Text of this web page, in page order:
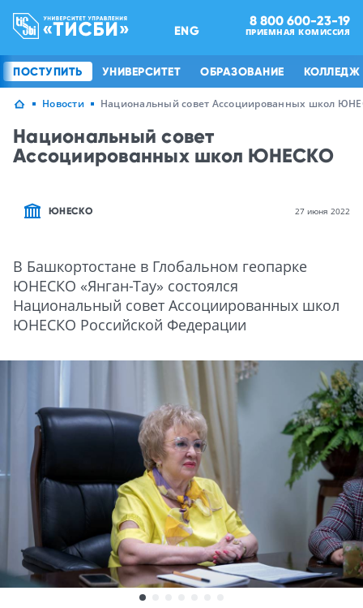
ENG
8 800 600-23-19
ПРИЕМНАЯ КОМИССИЯ
ПОСТУПИТЬ УНИВЕРСИТЕТ ОБРАЗОВАНИЕ КОЛЛЕДЖ
Новости Национальный совет Ассоциированных школ
Национальный совет
Ассоциированных школ ЮНЕСКО
ЮНЕСКО 27 июня 2022
В Башкортостане в Глобальном геопарке
ЮНЕСКО «Янган-Тау» состоялся
Национальный совет Ассоциированных школ
ЮНЕСКО Российской Федерации